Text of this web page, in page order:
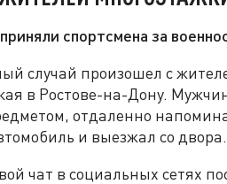
спортсмена за
случай произошел с
в Ростове-на-Дону.
отдаленно
и выезжал со двора.
чат в социальных сетях